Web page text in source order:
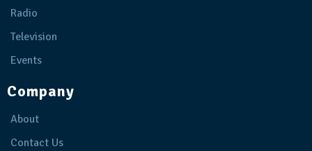
Radio
Television
Events
Company
About
Contact Us